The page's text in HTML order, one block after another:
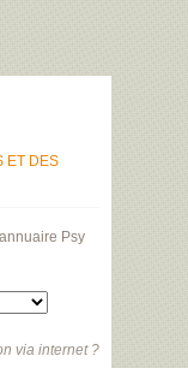
ET DES
Psy
via internet ?